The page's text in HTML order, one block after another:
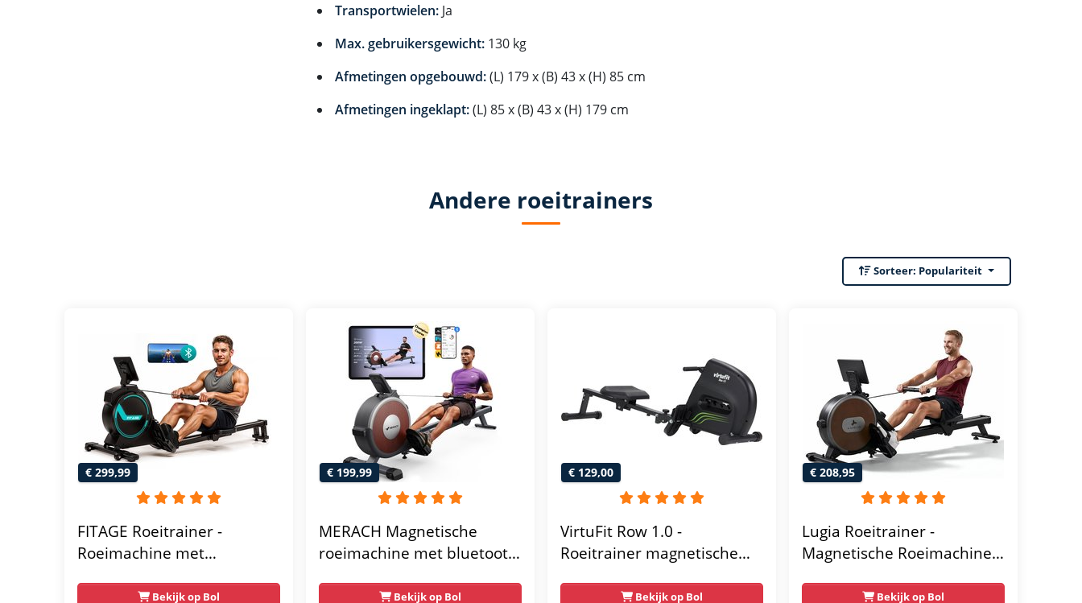
Transportwielen: Ja
Max. gebruikersgewicht: 130 kg
Afmetingen opgebouwd:(L) 179 x (B) 43 x (H) 85 cm
Afmetingen ingeklapt:(L) 85 x (B) 43 x (H) 179 cm
Andere roeitrainers
Sorteer: Populariteit
€ 299,99
FITAGE Roeitrainer -
Roeimachine met
App - Inklapbaar
Bekijk op Bol
€ 199,99
MERACH Magnetische
roeimachine met bluetooth
Stille roeitrainer voor thuis
Bekijk op Bol
€ 129,00
VirtuFit Row 1.0 -
Roeitrainer magnetische
LCD-scherm - 4Bekijk op Bol
€ 208,95
Lugia Roeitrainer -
Magnetische Roeimachine -
Geschikt voor lange
Bekijk op Bol